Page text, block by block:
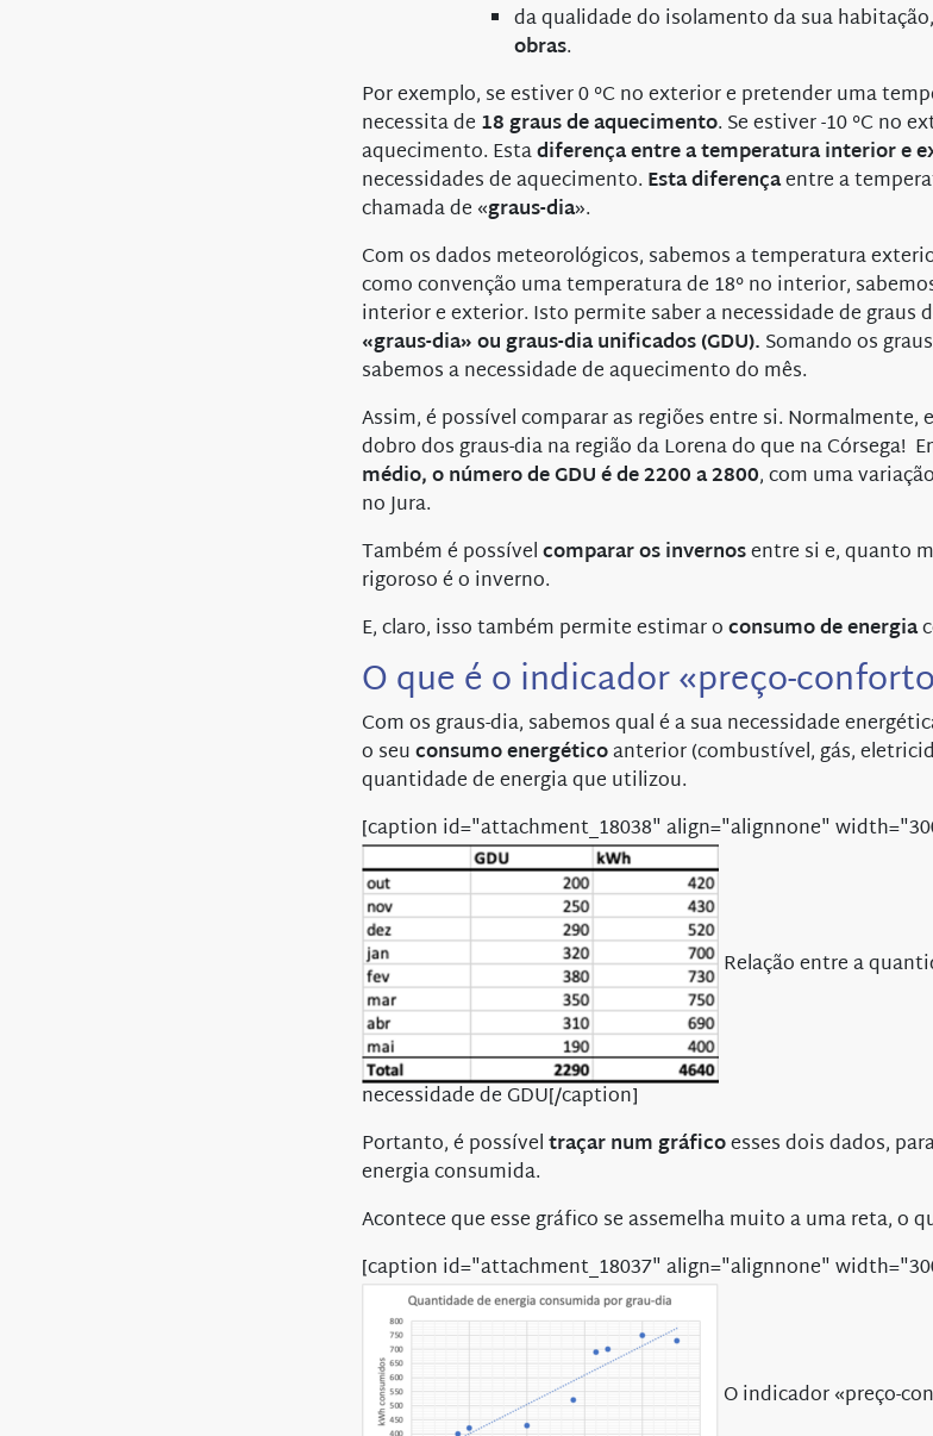
da qualidade do isolamento da sua
obras.
Por exemplo, se estiver 0 °C no exterior e pretender uma
necessita de 18 graus de aquecimento. Se estiver -10 °C no
aquecimento. Estadiferença entre a temperatura interior e
necessidades de aquecimento. Esta diferençaentre a
chamada de «graus-dia».
Com os dados meteorológicos, sabemos a temperatura
como convenção uma temperatura de 18° no interior,
interior e exterior. Isto permite saber a necessidade de graus
«graus-dia» ou graus-dia unificados (GDU). Somando os
sabemos a necessidade de aquecimento do mês.
Assim, é possível comparar as regiões entre si. Normalmente,
dobro dos graus-dia na região da Lorena do que na Córsega!
médio, o número de GDU é de 2200 a 2800, com uma
no Jura.
Também é possívelcomparar os invernosentre si e, quanto
rigoroso é o inverno.
E, claro, isso também permite estimar oconsumo de energia
O que é o indicador «preço-
Com os graus-dia, sabemos qual é a sua necessidade
o seuconsumo energéticoanterior (combustível, gás,
quantidade de energia que utilizou.
[caption id="attachment_18038" align="alignnone"
Relação entre a
necessidade de GDU[/caption]
Portanto, é possíveltraçar num gráficoesses dois dados,
energia consumida.
Acontece que esse gráfico se assemelha muito a uma reta, o
[caption id="attachment_18037" align="alignnone"
O indicador «preço-